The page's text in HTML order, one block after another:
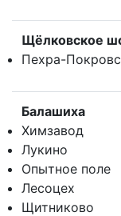
Щёлковское
Пехра-
Балашиха
Химзавод
Лукино
Опытное поле
Лесоцех
Щитниково